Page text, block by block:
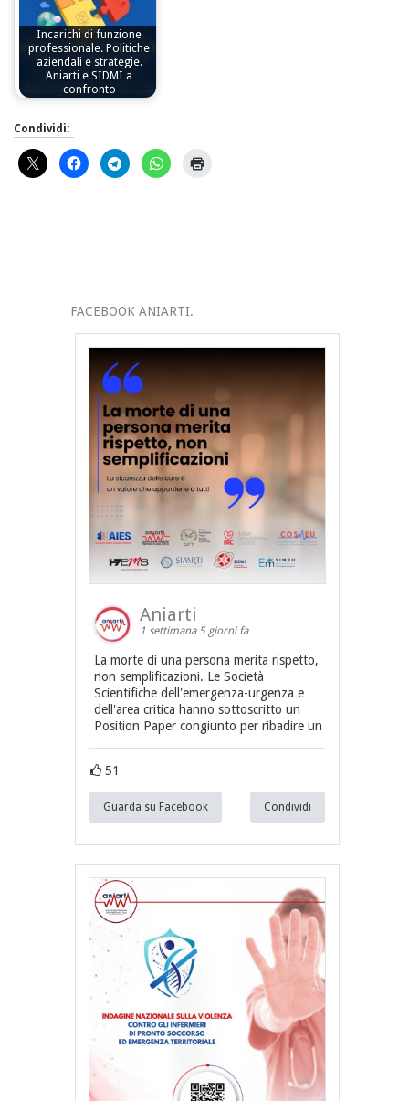
Incarichi di funzione
professionale. Politiche
aziendali e strategie.
Aniarti e SIDMI a
confronto
Condividi:
FACEBOOK ANIARTI.
Aniarti
1 settimana 5 giorni fa
La morte di una persona merita rispetto,
non semplificazioni. Le Società
Scientifiche dell'emergenza-urgenza e
dell'area critica hanno sottoscritto un
Position Paper congiunto per ribadire un
51
Guarda su Facebook Condividi